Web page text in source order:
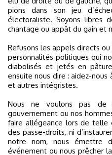
pions dans son jeu
électoraliste. Soyons
chantage ou appât du gain et
Refusons les appels directs
personnalités politiques qui
diabolisés et jetés en
ensuite nous dire : aidez-
et autres intégristes.
Nous ne voulons pas de
gouvernement ou nos
faire allégeance lors de telle
des passe-droits, ni
notre nom, nous
événement ou nous prêcher